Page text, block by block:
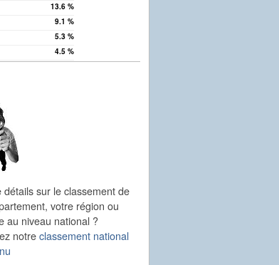
13.6 %
9.1 %
5.3 %
4.5 %
détails sur le classement de
votre région ou
au niveau national ?
notreclassement national